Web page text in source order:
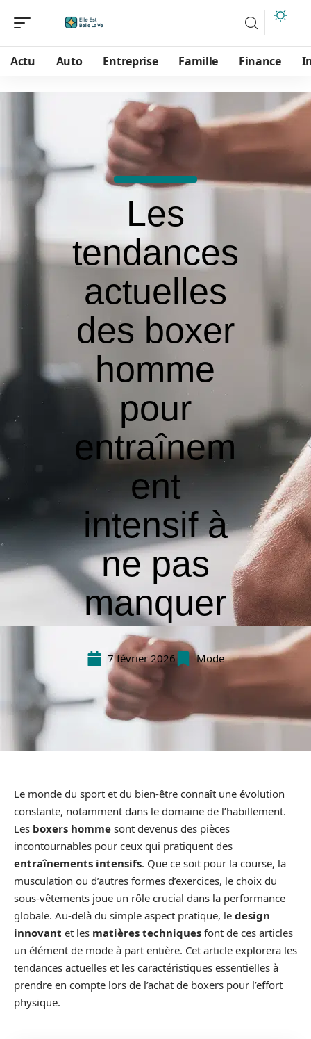
Actu Auto Entreprise Famille Finance
Les
tendances
actuelles
des boxer
homme
pour
entraînem
ent
intensif à
ne pas
manquer
7 février 2026 Mode
Le monde du sport et du bien-être connaît une évolution
constante, notamment dans le domaine de l’habillement.
Les boxers homme sont devenus des pièces
incontournables pour ceux qui pratiquent des
entraînements intensifs. Que ce soit pour la course, la
musculation ou d’autres formes d’exercices, le choix du
sous-vêtements joue un rôle crucial dans la performance
globale. Au-delà du simple aspect pratique, le design
innovant et les matières techniques font de ces articles
un élément de mode à part entière. Cet article explorera les
tendances actuelles et les caractéristiques essentielles à
prendre en compte lors de l’achat de boxers pour l’effort
physique.